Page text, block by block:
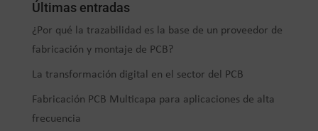
Últimas entradas
¿Por qué la trazabilidad es la base de un proveedor de
fabricación y montaje de PCB?
La transformación digital en el sector del PCB
Fabricación PCB Multicapa para aplicaciones de alta
frecuencia